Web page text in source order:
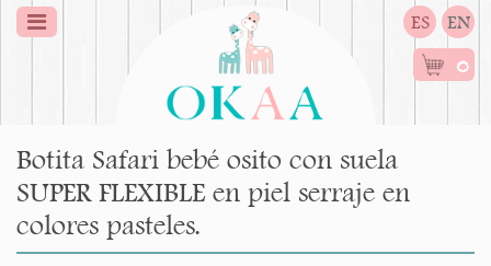
ES EN
0
Botita Safari bebé osito con suela
SUPER FLEXIBLE en piel serraje en
colores pasteles.